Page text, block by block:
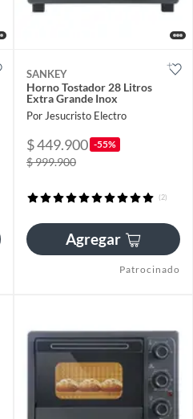
SANKEY
Horno Tostador 28 Litros
Extra Grande Inox
Por Jesucristo Electro
$ 449.900 -55%
$ 999.900
(2)
Agregar
Patrocinado